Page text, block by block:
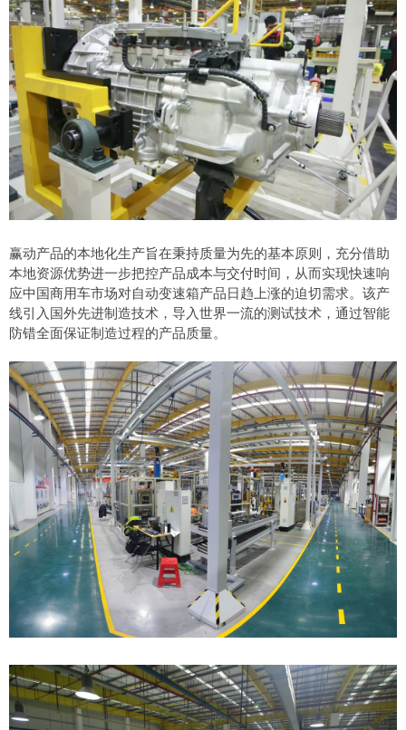
赢动产品的本地化生产旨在秉持质量为先的基本原则，充分借助
本地资源优势进一步把控产品成本与交付时间，从而实现快速响
应中国商用车市场对自动变速箱产品日趋上涨的迫切需求。该产
线引入国外先进制造技术，导入世界一流的测试技术，通过智能
防错全面保证制造过程的产品质量。